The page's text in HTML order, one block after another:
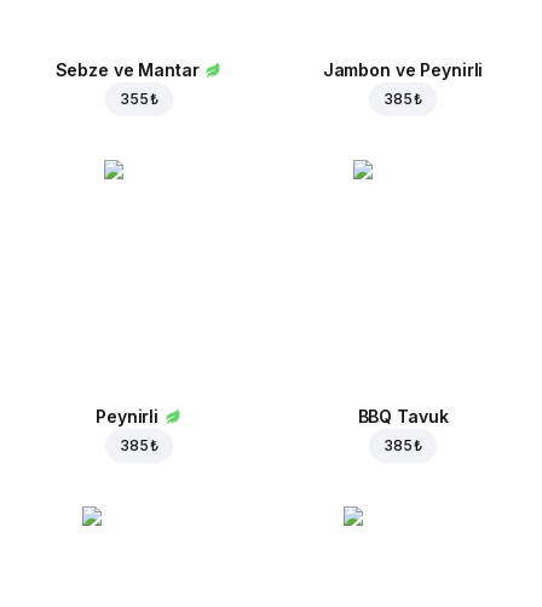
Sebze ve Mantar
355 ₺
Jambon ve Peynirli
385 ₺
Peynirli
385 ₺
BBQ Tavuk
385 ₺